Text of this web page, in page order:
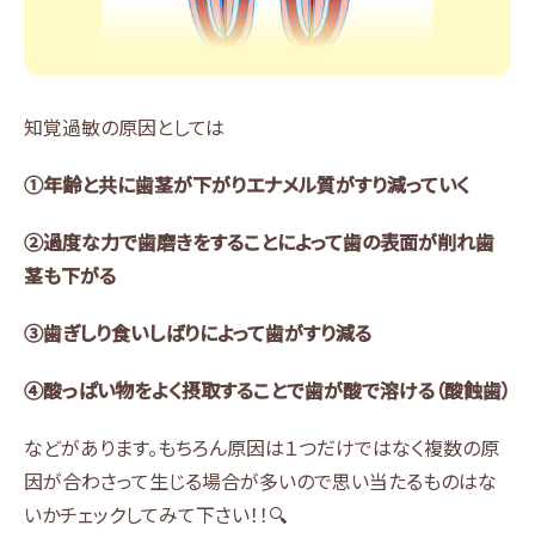
知覚過敏の原因としては
①年齢と共に歯茎が下がりエナメル質がすり減っていく
②過度な力で歯磨きをすることによって歯の表面が削れ歯
茎も下がる
③歯ぎしり食いしばりによって歯がすり減る
④酸っぱい物をよく摂取することで歯が酸で溶ける（酸蝕歯）
などがあります。もちろん原因は１つだけではなく複数の原
因が合わさって生じる場合が多いので思い当たるものはな
いかチェックしてみて下さい！！🔍